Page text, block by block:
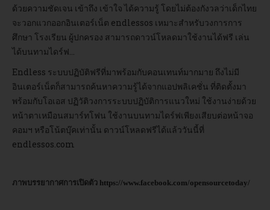
DOWNLOAD
ด้วยความชัดเจน เข้าถึง เข้าใจ ได้ความรู้ โดยไม่ต้องกังวลว่าเด็กไทย
จะวอกแวกออกอินเตอร์เน็ต endlessos เหมาะสำหรับวงการการ
ศึกษา โรงเรียน ผู้ปกครอง สามารถดาวน์โหลดมาใช้งานได้ฟรี เล่น
ได้บนทามไดร์ฟ...
Endless ระบบปฏิบัติฟรีที่มาพร้อมกับคอนเทนท์มากมาย ถึงไม่มี
อินเตอร์เน็ตก็สามารถค้นหาความรู้ได้จากแอปพลิเคชั่น ที่ติดตั้งมา
พร้อมกับโอเอส ปฏิวัติวงการระบบปฏิบัติการแนวใหม่ ใช้งานง่ายด้วย
หน้าตาเหมือนสมาร์ทโฟน ใช้งานบนทามไดร์ฟเพียงเสียบต่อหน้าจอ
คอมฯ หรือโน้ตบุ๊คเท่านั้น ดาวน์โหลดฟรีได้แล้ววันนี้ที่
endlessos.com
ภาพบรรยากาศการเปิดตัว https://www.facebook.com/opensourcetoday/